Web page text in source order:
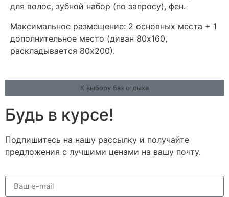
для волос, зубной набор (по запросу), фен.
Максимальное размещение: 2 основных места + 1
дополнительное место (диван 80х160,
раскладывается 80х200).
К выбору баз отдыха
Будь в курсе!
Подпишитесь на нашу рассылку и получайте
предложения с лучшими ценами на вашу почту.